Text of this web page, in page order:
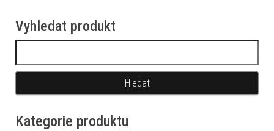
Vyhledat produkt
Kategorie produktu